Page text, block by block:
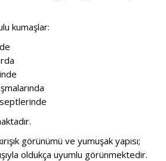
kumaşlar:
görünümü ve yumuşak yapısı;
oldukça uyumlu görünmektedir.